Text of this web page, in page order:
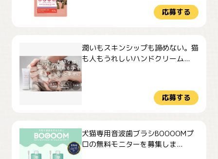
応募する
潤いもスキンシップも諦めない。猫
も人もうれしいハンドクリーム...
応募する
犬猫専用音波歯ブラシBOOOOMプ
ロの無料モニターを募集しま...